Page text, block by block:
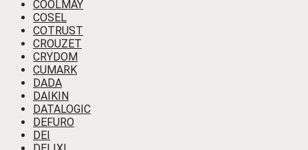
COOLMAY
COSEL
COTRUST
CROUZET
CRYDOM
CUMARK
DADA
DAIKIN
DATALOGIC
DEFURO
DEI